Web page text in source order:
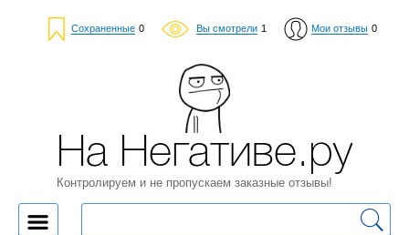
Сохраненные 0 Вы смотрели 1 Мои отзывы 0
На Негативе.ру
Контролируем и не пропускаем заказные отзывы!